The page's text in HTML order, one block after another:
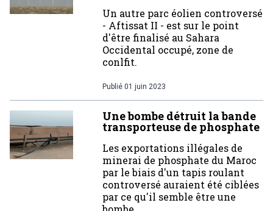
Un autre parc éolien controversé
- Aftissat II - est sur le point
d'être finalisé au Sahara
Occidental occupé, zone de
conlfit.
Publié 01 juin 2023
Une bombe détruit la bande
transporteuse de phosphate
Les exportations illégales de
minerai de phosphate du Maroc
par le biais d'un tapis roulant
controversé auraient été ciblées
par ce qu'il semble être une